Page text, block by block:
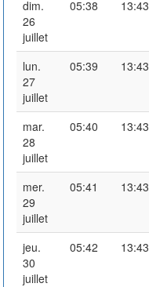
dim.
26
juillet
05:38 13:43
lun.
27
juillet
05:39 13:43
mar.
28
juillet
05:40 13:43
mer.
29
juillet
05:41 13:43
jeu.
30
juillet
05:42 13:43